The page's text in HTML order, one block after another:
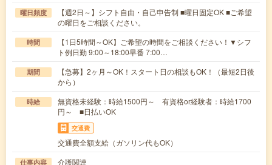
曜日頻度
【週2日～】シフト自由・自己申告制 ■曜日固定OK ■ご希望
の曜日をご相談ください。
時間
【1日5時間～OK】ご希望の時間をご相談ください！▼シフ
ト例日勤 9:00～18:00早番 7:00…
期間
【急募】2ヶ月～OK！スタート日の相談もOK！（最短2日後
から）
時給
無資格未経験：時給1500円～ 有資格or経験者：時給1700
円～ ■日払いOK
交通費
交通費全額支給（ガソリン代もOK）
仕事内容 介護関連